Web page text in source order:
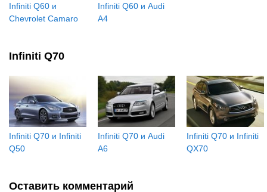
Infiniti Q60 и
Chevrolet Camaro
Infiniti Q60 и Audi
A4
Infiniti Q70
Infiniti Q70 и Infiniti
Q50
Infiniti Q70 и Audi
A6
Infiniti Q70 и Infiniti
QX70
Оставить комментарий